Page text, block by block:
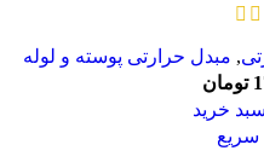
, مبدل حرارتی پوسته و لوله
تومان
خرید
سریع